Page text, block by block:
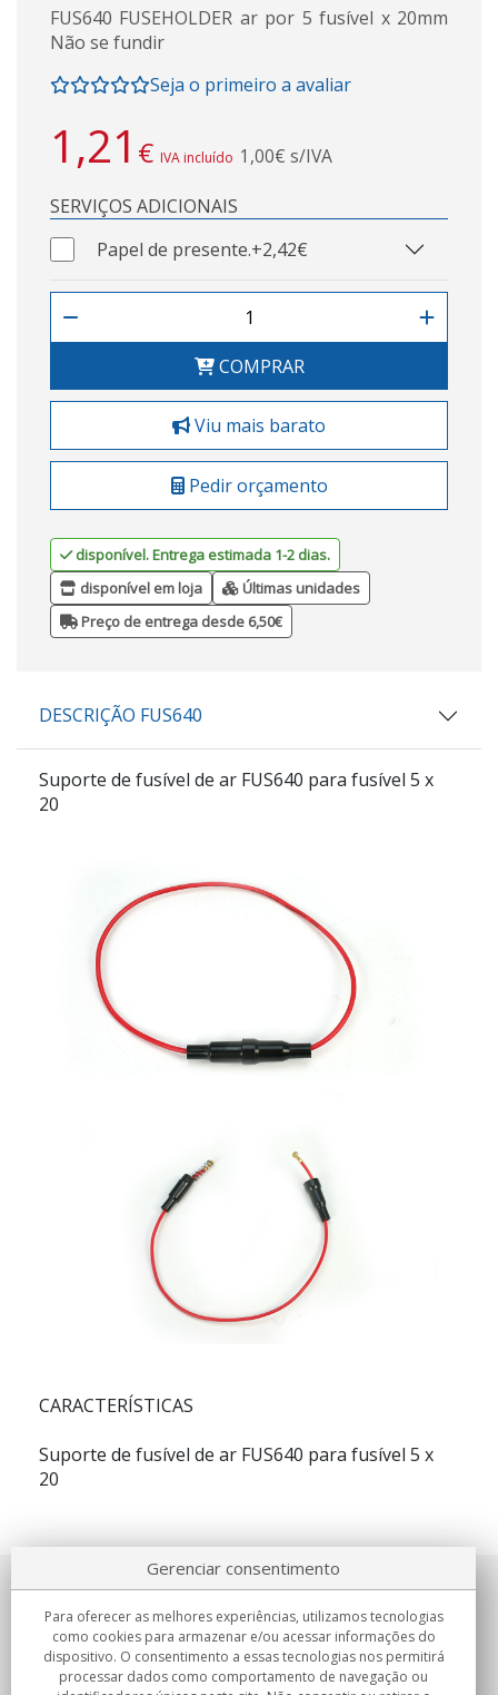
FUS640 FUSEHOLDER ar por 5 fusível x 20mm
Não se fundir
Seja o primeiro a avaliar
1,21 € IVA incluído 1,00€ s/IVA
SERVIÇOS ADICIONAIS
Papel de presente.+2,42€
COMPRAR
Viu mais barato
Pedir orçamento
disponível. Entrega estimada 1-2 dias.
disponível em loja
Últimas unidades
Preço de entrega desde 6,50€
DESCRIÇÃO FUS640
Suporte de fusível de ar FUS640 para fusível 5 x
20
CARACTERÍSTICAS
Suporte de fusível de ar FUS640 para fusível 5 x
20
Sobre nosotros
Compromissos
Gerenciar consentimento
Para oferecer as melhores experiências, utilizamos tecnologias
como cookies para armazenar e/ou acessar informações do
dispositivo. O consentimento a essas tecnologias nos permitirá
processar dados como comportamento de navegação ou